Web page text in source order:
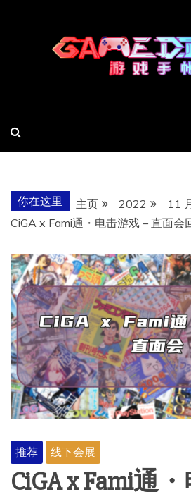
你在这里 主页 2022 11
CiGA x Fami通・电击游戏 – 直面会
推荐 线下会展
CiGA x Fami通